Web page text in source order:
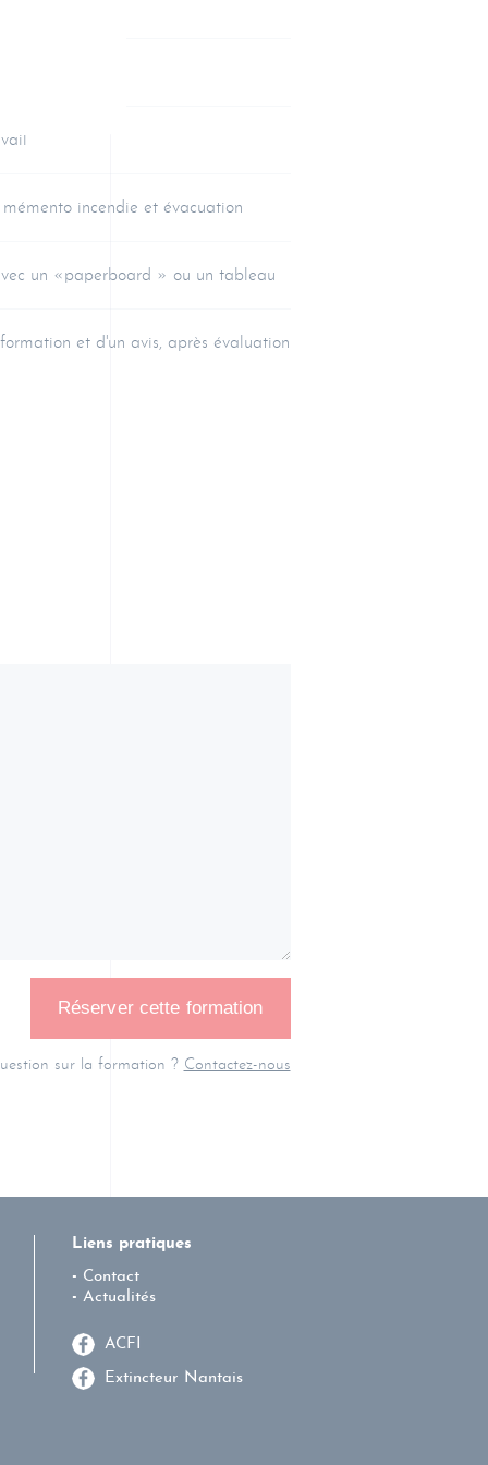
incendie et évacuation
un «paperboard » ou un tableau
et d'un avis, après évaluation
sur la formation ? Contactez-nous
Liens pratiques
Contact
Actualités
ACFI
Extincteur Nantais